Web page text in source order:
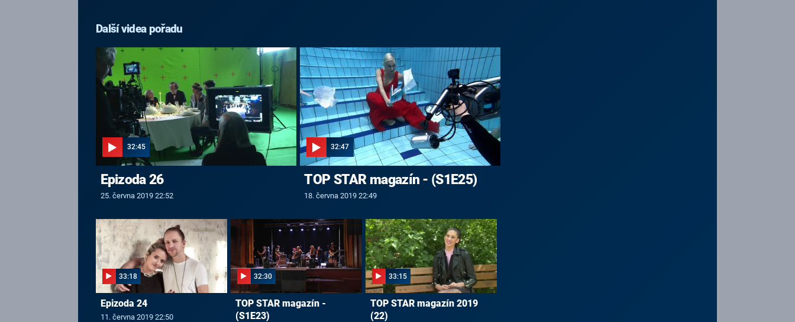
Další videa pořadu
32:45
Epizoda 26
25. června 2019 22:52
32:47
TOP STAR magazín - (S1E25)
18. června 2019 22:49
33:18
Epizoda 24
11. června 2019 22:50
32:30
TOP STAR magazín -
(S1E23)
33:15
TOP STAR magazín 2019
(22)